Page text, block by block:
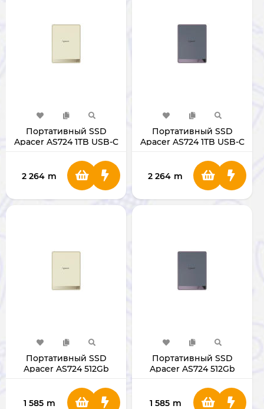
Портативный SSD
Apacer AS724 1TB USB-C
2 264 m
Портативный SSD
Apacer AS724 1TB USB-C
2 264 m
Портативный SSD
Apacer AS724 512Gb
1 585 m
Портативный SSD
Apacer AS724 512Gb
1 585 m